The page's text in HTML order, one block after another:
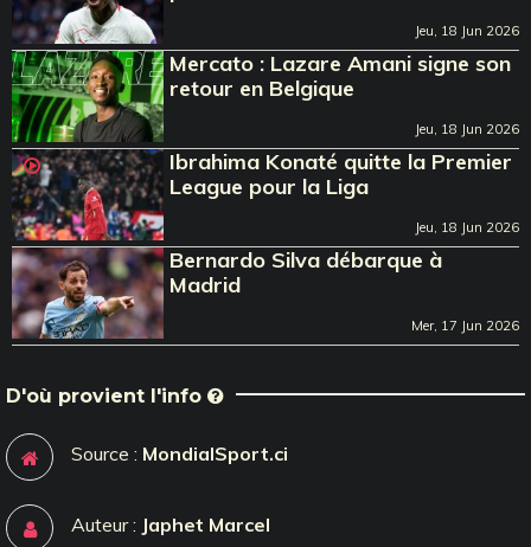
Jeu, 18 Jun 2026
Mercato : Lazare Amani signe son
retour en Belgique
Jeu, 18 Jun 2026
Ibrahima Konaté quitte la Premier
League pour la Liga
Jeu, 18 Jun 2026
Bernardo Silva débarque à
Madrid
Mer, 17 Jun 2026
D'où provient l'info
Source : MondialSport.ci
Auteur : Japhet Marcel